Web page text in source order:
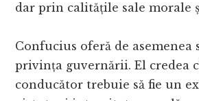
dar prin calitățile sale morale
Confucius oferă de
privința guvernării. El credea
conducător trebuie să fie un